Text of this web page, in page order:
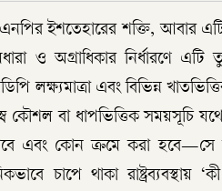
ইশতেহারের শক্তি, আবার
ও অগ্রাধিকার নির্ধারণে
লক্ষ্যমাত্রা এবং বিভিন্ন
কৌশল বা ধাপভিত্তিক সময়সূচি
এবং কোন ক্রমে করা হবে—সে
চাপে থাকা